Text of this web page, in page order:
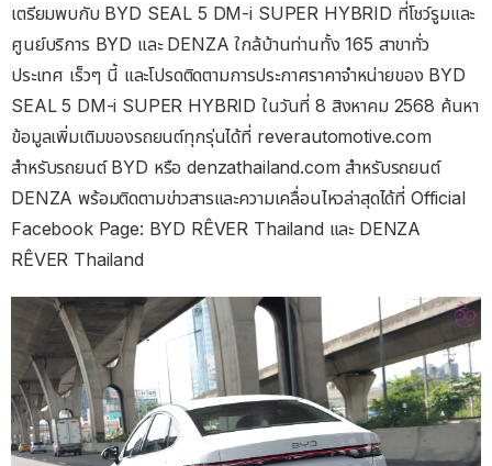
เตรียมพบกับ BYD SEAL 5 DM-i SUPER HYBRID ที่โชว์รูมและ
ศูนย์บริการ BYD และ DENZA ใกล้บ้านท่านทั้ง 165 สาขาทั่ว
ประเทศ เร็วๆ นี้ และโปรดติดตามการประกาศราคาจำหน่ายของ BYD
SEAL 5 DM-i SUPER HYBRID ในวันที่ 8 สิงหาคม 2568 ค้นหา
ข้อมูลเพิ่มเติมของรถยนต์ทุกรุ่นได้ที่ reverautomotive.com
สำหรับรถยนต์ BYD หรือ denzathailand.com สำหรับรถยนต์
DENZA พร้อมติดตามข่าวสารและความเคลื่อนไหวล่าสุดได้ที่ Official
Facebook Page: BYD RÊVER Thailand และ DENZA
RÊVER Thailand